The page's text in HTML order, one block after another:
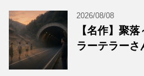
2026/08/08
【名作】聚
ラーテラーさ